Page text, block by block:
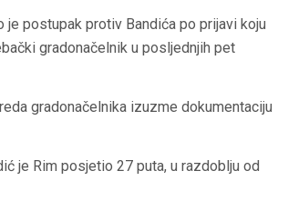
postupak protiv Bandića po prijavi koju
gradonačelnik u posljednjih pet
gradonačelnika izuzme dokumentaciju
je Rim posjetio 27 puta, u razdoblju od